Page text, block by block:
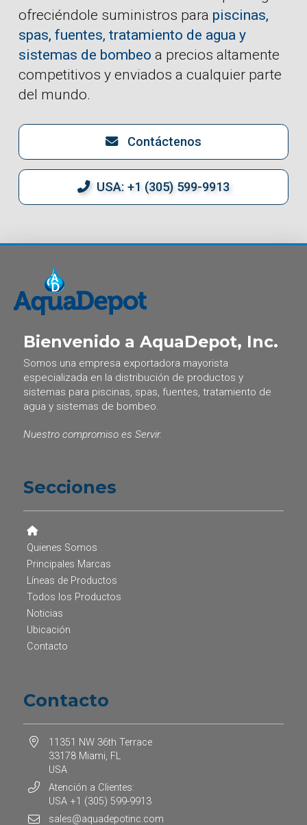
ofreciéndole suministros para piscinas,
spas, fuentes, tratamiento de agua y
sistemas de bombeo a precios altamente
competitivos y enviados a cualquier parte
del mundo.
Contáctenos
USA: +1 (305) 599-9913
Bienvenido a AquaDepot, Inc.
Somos una empresa exportadora mayorista
especializada en la distribución de productos y
sistemas para piscinas, spas, fuentes, tratamiento de
agua y sistemas de bombeo.
Nuestro compromiso es Servir.
Secciones
Quienes Somos
Principales Marcas
Líneas de Productos
Todos los Productos
Noticias
Ubicación
Contacto
Contacto
11351 NW 36th Terrace
33178 Miami, FL
USA
Atención a Clientes:
USA +1 (305) 599-9913
sales@aquadepotinc.com